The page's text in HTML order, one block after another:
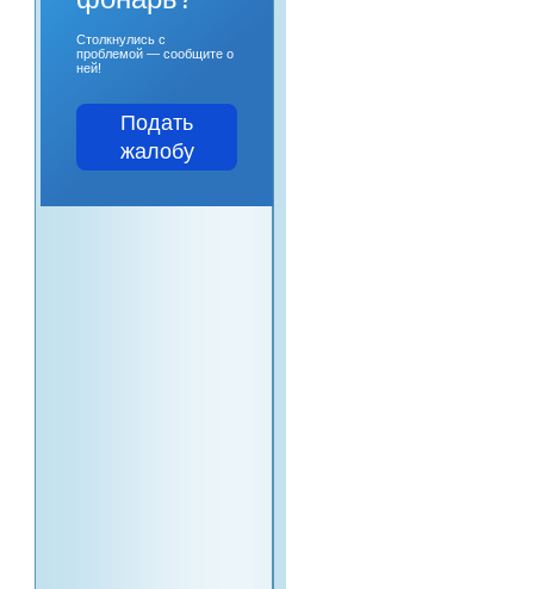
Столкнулись с
проблемой — сообщите о
ней!
Подать
жалобу